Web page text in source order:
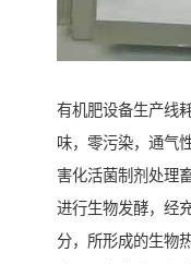
有机肥设备生产线
味，零污染，通气
害化活菌制剂处理
进行生物发酵，经
分，所形成的生物